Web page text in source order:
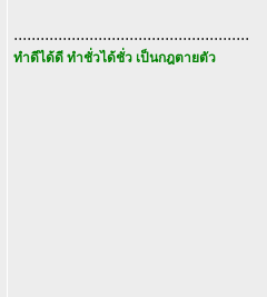
.....................................................
ทำดีได้ดี ทำชั่วได้ชั่ว เป็นกฎตายตัว